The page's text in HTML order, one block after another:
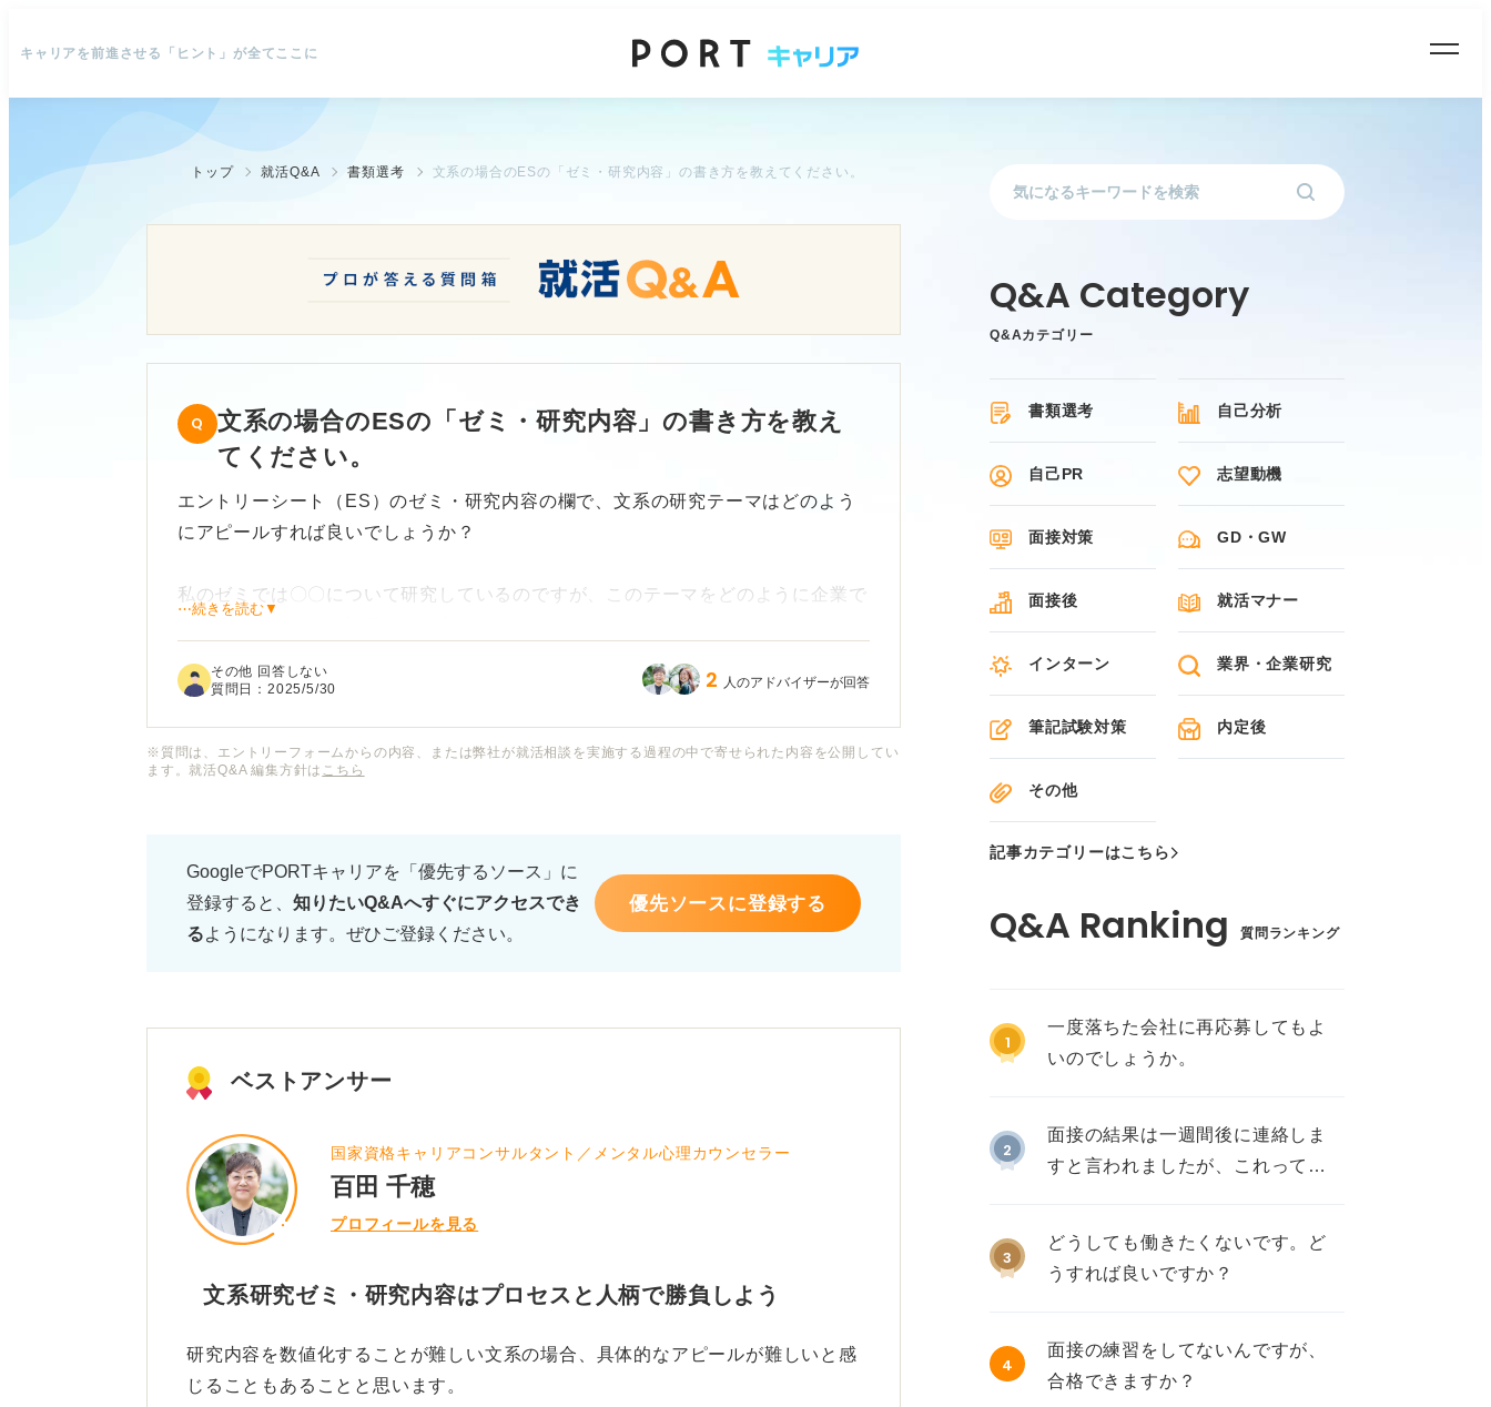
キャリアを前進させる「ヒント」が全てここに
トップ 就活Q&A 書類選考 文系の場合のESの「ゼミ・研究内容」の書き方を教えてください。
文系の場合のESの「ゼミ・研究内容」の書き方を教え
てください。
エントリーシート（ES）のゼミ・研究内容の欄で、文系の研究テーマはどのよう
にアピールすれば良いでしょうか？
私のゼミでは〇〇について研究しているのですが、このテーマをどのように企業で
理系の研究のように具体的な成果が出にくい場合、何をどのように書けば企業の方
課題解決能力などをアピールするべきでしょうか？
⋯続きを読む▼
その他 回答しない
質問日：2025/5/30 2 人のアドバイザーが回答
※質問は、エントリーフォームからの内容、または弊社が就活相談を実施する過程の中で寄せられた内容を公開してい
ます。就活Q&A 編集方針は こちら
GoogleでPORTキャリアを「優先するソース」に
登録すると、 知りたいQ&Aへすぐにアクセスでき
るようになります。ぜひご登録ください。
優先ソースに登録する
ベストアンサー
国家資格キャリアコンサルタント／メンタル心理カウンセラー
百田 千穂
プロフィールを見る
文系研究ゼミ・研究内容はプロセスと人柄で勝負しよう
研究内容を数値化することが難しい文系の場合、具体的なアピールが難しいと感
じることもあることと思います。
Q&Aカテゴリー
書類選考 自己分析
自己PR 志望動機
面接対策 GD・GW
面接後 就活マナー
インターン 業界・企業研究
筆記試験対策 内定後
その他
記事カテゴリーはこちら
質問ランキング
1
一度落ちた会社に再応募してもよ
いのでしょうか。
2
面接の結果は一週間後に連絡しま
すと言われましたが、これって不
3
どうしても働きたくないです。ど
うすれば良いですか？
4
面接の練習をしてないんですが、
合格できますか？